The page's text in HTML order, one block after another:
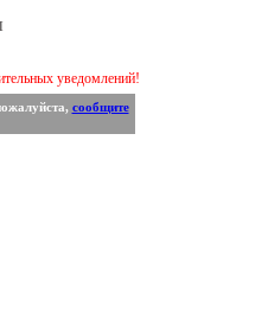
уведомлений!
сообщите